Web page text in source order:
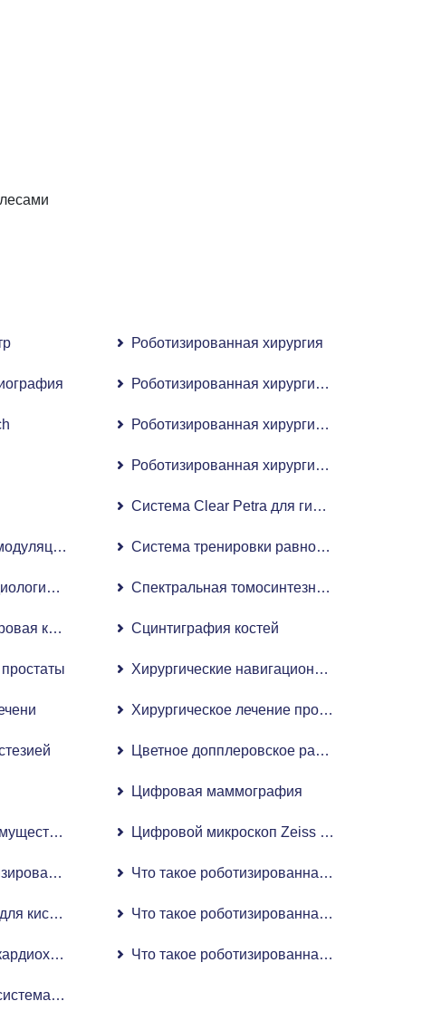
детектором
интенсивности (IMRT)
ангиография
кардиологическая ангиографическая система с
роботизированной хирургии в гинекологии
хирургии при заболеваниях уха, горла и носа (ЛОР)
кисти и руки
операция на сердце с роботизированной
кровати Anymov
Роботизированная хирургия
Роботизированная хирургия для лечения
Роботизированная хирургия почек
Роботизированная хирургия при раке
Система Clear Petra для гибкой
Система тренировки равновесия Biodex
Спектральная томосинтезная цифровая
Сцинтиграфия костей
Хирургические навигационные системы
Хирургическое лечение простаты методом
Цветное допплеровское радиологическое
Цифровая маммография
Цифровой микроскоп Zeiss Artevo 800
Что такое роботизированная операция по
Что такое роботизированная операция по
Что такое роботизированная хирургия